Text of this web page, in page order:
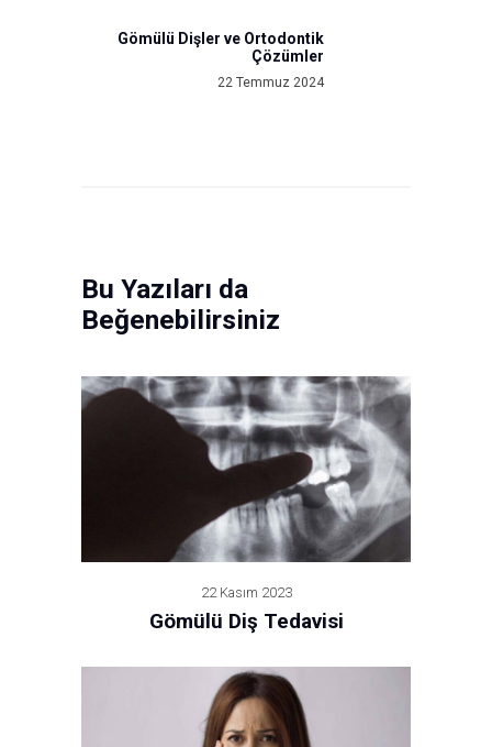
Gömülü Dişler ve Ortodontik
Çözümler
22 Temmuz 2024
Bu Yazıları da
Beğenebilirsiniz
22 Kasım 2023
Gömülü Diş Tedavisi